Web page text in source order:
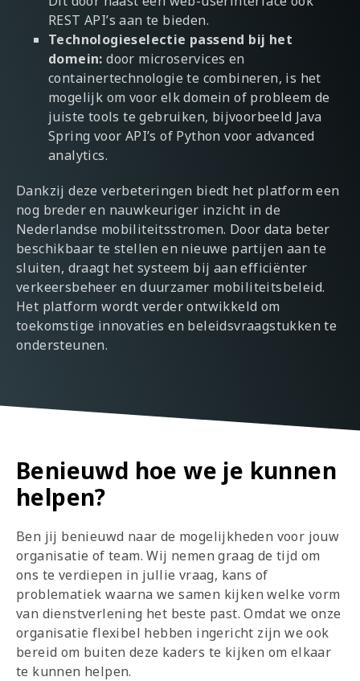
REST API’s aan te bieden.
Technologieselectie passend bij het
domein: door microservices en
containertechnologie te combineren, is het
mogelijk om voor elk domein of probleem de
juiste tools te gebruiken, bijvoorbeeld Java
Spring voor API’s of Python voor advanced
analytics.
Dankzij deze verbeteringen biedt het platform een
nog breder en nauwkeuriger inzicht in de
Nederlandse mobiliteitsstromen. Door data beter
beschikbaar te stellen en nieuwe partijen aan te
sluiten, draagt het systeem bij aan efficiënter
verkeersbeheer en duurzamer mobiliteitsbeleid.
Het platform wordt verder ontwikkeld om
toekomstige innovaties en beleidsvraagstukken te
ondersteunen.
Benieuwd hoe we je kunnen
helpen?
Ben jij benieuwd naar de mogelijkheden voor jouw
organisatie of team. Wij nemen graag de tijd om
ons te verdiepen in jullie vraag, kans of
problematiek waarna we samen kijken welke vorm
van dienstverlening het beste past. Omdat we onze
organisatie flexibel hebben ingericht zijn we ook
bereid om buiten deze kaders te kijken om elkaar
te kunnen helpen.